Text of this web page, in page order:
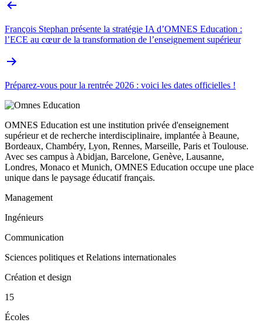
François Stephan présente la stratégie IA d’OMNES Education :
l’ECE au cœur de la transformation de l’enseignement supérieur
Préparez-vous pour la rentrée 2026 : voici les dates officielles !
OMNES Education est une institution privée d'enseignement
supérieur et de recherche interdisciplinaire, implantée à Beaune,
Bordeaux, Chambéry, Lyon, Rennes, Marseille, Paris et Toulouse.
Avec ses campus à Abidjan, Barcelone, Genève, Lausanne,
Londres, Monaco et Munich, OMNES Education occupe une place
unique dans le paysage éducatif français.
Management
Ingénieurs
Communication
Sciences politiques et Relations internationales
Création et design
15
Écoles